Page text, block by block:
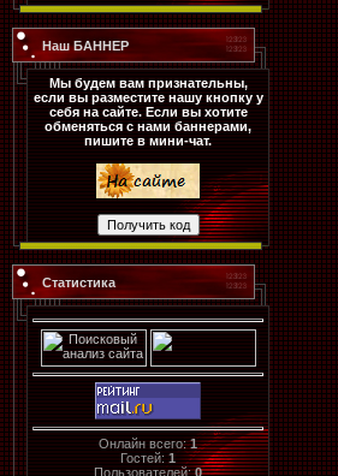
Наш БАННЕР
Мы будем вам признательны,
если вы разместите нашу кнопку у
себя на сайте. Если вы хотите
обменяться с нами баннерами,
пишите в мини-чат.
Статистика
Онлайн всего:1
Гостей:1
Пользователей:0